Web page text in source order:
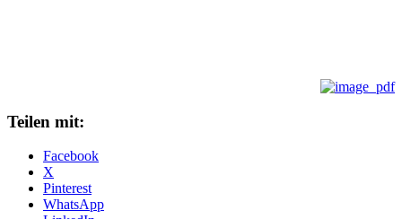
Teilen mit:
Facebook
X
Pinterest
WhatsApp